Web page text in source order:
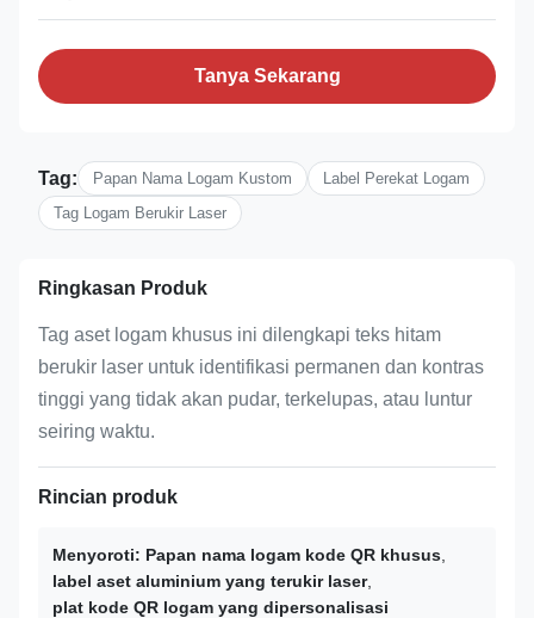
Tanya Sekarang
Tag: Papan Nama Logam Kustom
Label Perekat Logam
Tag Logam Berukir Laser
Ringkasan Produk
Tag aset logam khusus ini dilengkapi teks hitam
berukir laser untuk identifikasi permanen dan kontras
tinggi yang tidak akan pudar, terkelupas, atau luntur
seiring waktu.
Rincian produk
Menyoroti: Papan nama logam kode QR khusus
label aset aluminium yang terukir laser,
plat kode QR logam yang dipersonalisasi